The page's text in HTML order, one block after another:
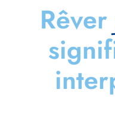
Rêver